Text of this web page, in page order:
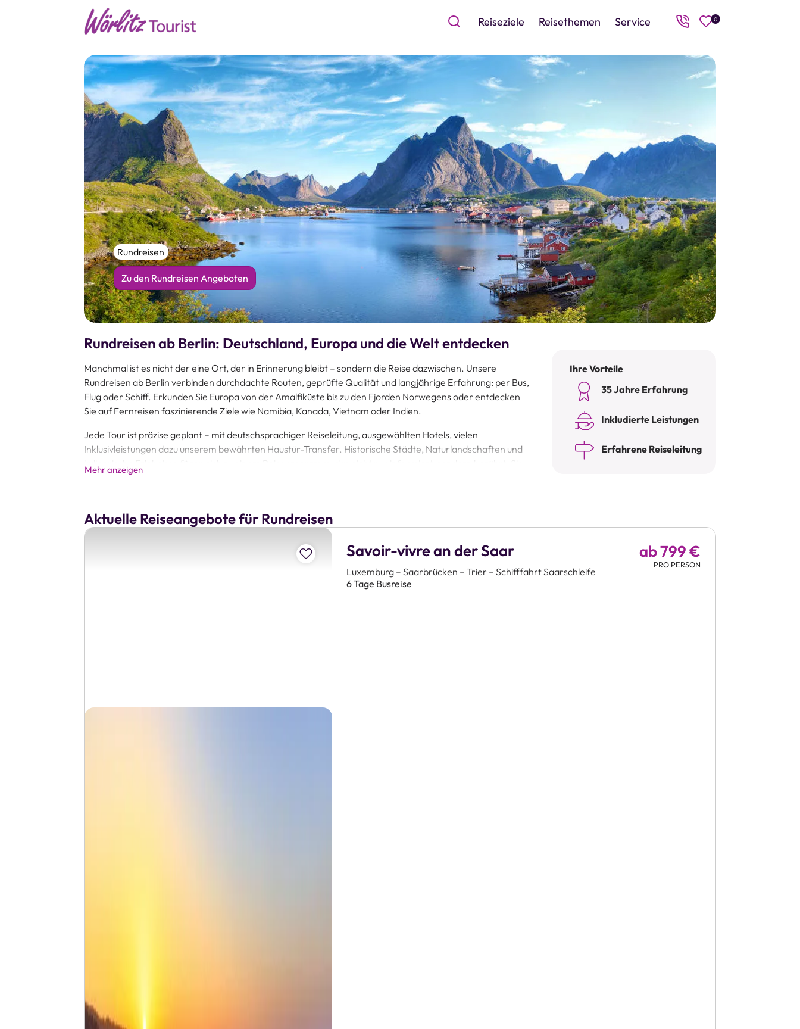
Reiseziele Reisethemen Service 0
Rundreisen
Zu den Rundreisen Angeboten
Rundreisen ab Berlin: Deutschland, Europa und die Welt entdecken
Manchmal ist es nicht der eine Ort, der in Erinnerung bleibt – sondern die Reise dazwischen. Unsere
Rundreisen ab Berlin verbinden durchdachte Routen, geprüfte Qualität und langjährige Erfahrung: per Bus,
Flug oder Schiff. Erkunden Sie Europa von der Amalfiküste bis zu den Fjorden Norwegens oder entdecken
Sie auf Fernreisen faszinierende Ziele wie Namibia, Kanada, Vietnam oder Indien.
Jede Tour ist präzise geplant – mit deutschsprachiger Reiseleitung, ausgewählten Hotels, vielen
Inklusivleistungen dazu unserem bewährten Haustür-Transfer. Historische Städte, Naturlandschaften und
kulinarische Erlebnisse fügen sich zu einem Reiseprogramm, das nicht nur informiert, sondern berührt. Sie
reisen in überschaubaren Gruppen und erleben die Vielfalt Ihrer Zielregionen mit Raum für authentische
Wörlitz Tourist ist seit mehr als 35 Jahren Ihr Reisespezialist aus Berlin. Alle Reisen lassen sich bequem online
buchen oder im aktuellen Katalog durchstöbern. Geführte Rundreisen sind für alle, die mehr erwarten als
Ihre Vorteile
35 Jahre Erfahrung
Inkludierte Leistungen
Erfahrene Reiseleitung
Mehr anzeigen
Aktuelle Reiseangebote für Rundreisen
Zur Merkliste hinzufügen
6 Tage Busreise
Savoir-vivre an der Saar
Luxemburg – Saarbrücken – Trier – Schifffahrt Saarschleife
ab 799 €
PRO PERSON